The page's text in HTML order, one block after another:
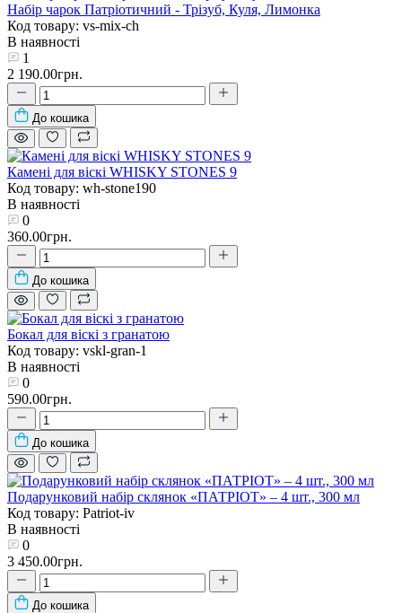
Набір чарок Патріотичний - Трізуб, Куля, Лимонка
Код товару: vs-mix-ch
В наявності
1
2 190.00грн.
До кошика
Камені для віскі WHISKY STONES 9
Код товару: wh-stone190
В наявності
0
360.00грн.
До кошика
Бокал для віскі з гранатою
Код товару: vskl-gran-1
В наявності
0
590.00грн.
До кошика
Подарунковий набір склянок «ПАТРІОТ» – 4 шт., 300 мл
Код товару: Patriot-iv
В наявності
0
3 450.00грн.
До кошика